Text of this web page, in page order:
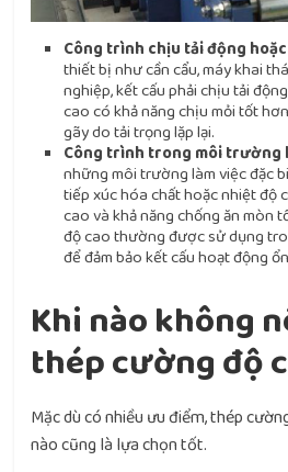
Công trình chịu tải động
thiết bị như cần cẩu, máy khai
nghiệp, kết cấu phải chịu tải
cao có khả năng chịu mỏi tốt
gãy do tải trọng lặp lại.
Công trình trong môi trường
những môi trường làm việc đặc
tiếp xúc hóa chất hoặc nhiệt độ
cao và khả năng chống ăn mòn
độ cao thường được sử dụng
để đảm bảo kết cấu hoạt động
Khi nào không
thép cường độ
Mặc dù có nhiều ưu điểm, thép
nào cũng là lựa chọn tốt.